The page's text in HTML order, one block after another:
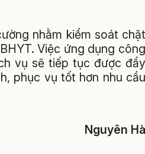
nhằm kiểm soát chặt
Việc ứng dụng công
vụ sẽ tiếp tục được đẩy
phục vụ tốt hơn nhu cầu
Nguyên Hà